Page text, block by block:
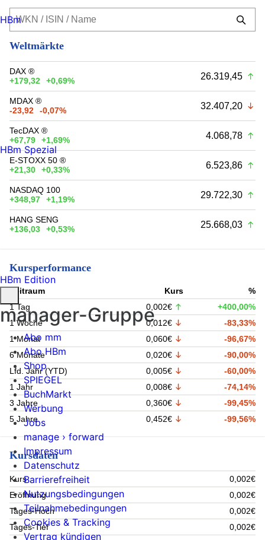
Weltmärkte
DAX ®
+179,32
+0,69% 26.319,45
MDAX ®
-23,92
-0,07% 32.407,20
TecDAX ®
+67,79
+1,69% 4.068,78
E-STOXX 50 ®
+21,30
+0,33% 6.523,86
NASDAQ 100
+348,97
+1,19% 29.722,30
HANG SENG
+136,03
+0,53% 25.668,03
Kursperformance
Zeitraum Kurs
%
1 Tag
0,002€
+400,00%
1 Woche
0,012€
-83,33%
1 Monat
0,060€
-96,67%
6 Monate
0,020€
-90,00%
Lfd. Jahr (YTD)
0,005€
-60,00%
1 Jahr
0,008€
-74,14%
3 Jahre
0,360€
-99,45%
5 Jahre
0,452€ -99,56%
Kursdaten
Kurs
0,002€
Eröffnung
0,002€
Tages-Hoch
0,002€
Tages-Tief
0,002€
HBm
HBm Spezial
HBm Edition
manager-Gruppe
Abo mm
Abo HBm
Shop
SPIEGEL
BuchMarkt
Werbung
Jobs
manage › forward
Impressum
Datenschutz
Barrierefreiheit
Nutzungsbedingungen
Teilnahmebedingungen
Cookies & Tracking
Vertrag kündigen